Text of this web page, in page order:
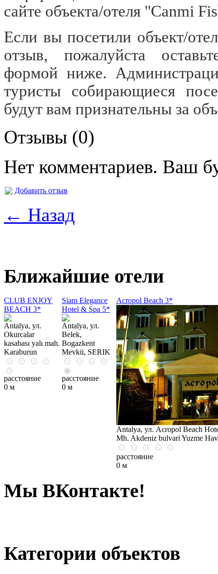
сайте объекта/отеля "Canmi
Если вы посетили объект/
отзыв, пожалуйста
формой ниже.
туристы собирающиеся
будут вам признательны за
Отзывы (0)
Нет комментариев. Ваш
Добавить отзыв
← Назад
Ближайшие отели
CLUB ENJOY
BEACH 3*
Antalya, ул.
Okurcalar
kasabası yalı mah.
Karaburun
расстояние
0 м
Siam Elegance
Hotel & Spa 5*
Antalya, ул.
Belek,
Bogazkent
Mevkii, SERIK
расстояние
0 м
Acropol Beach 3*
Antalya, ул. Acropol Beach
Mh. Akdeniz bulvari Yuzme
расстояние
0 м
Мы ВКонтакте!
Категории объектов